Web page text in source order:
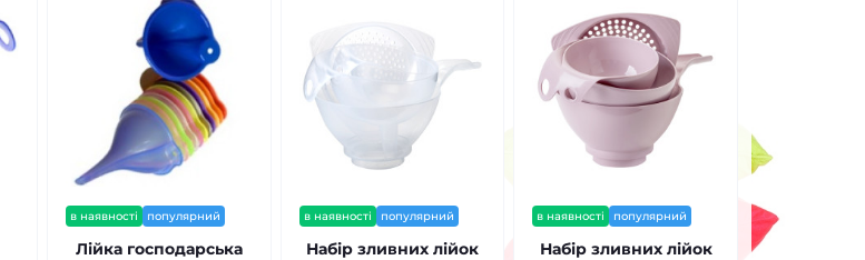
в наявності популярний
Лійка господарська
в наявності популярний
Набір зливних лійок
в наявності популярний
Набір зливних лійок